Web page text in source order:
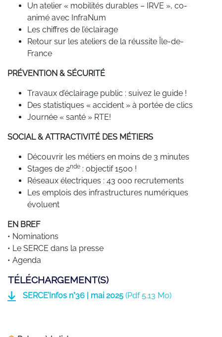
Un atelier « mobilités durables – IRVE », co-
animé avec InfraNum
Les chiffres de l’éclairage
Retour sur les ateliers de la réussite Île-de-
France
PRÉVENTION & SÉCURITÉ
Travaux d’éclairage public : suivez le guide !
Des statistiques « accident » à portée de clics
Journée « santé » RTE!
SOCIAL & ATTRACTIVITÉ DES MÉTIERS
Découvrir les métiers en moins de 3 minutes
Stages de 2nde : objectif 1500 !
Réseaux électriques : 43 000 recrutements
Les emplois des infrastructures numériques
évoluent
EN BREF
• Nominations
• Le SERCE dans la presse
• Agenda
TÉLÉCHARGEMENT(S)
SERCE’Infos n°36 | mai 2025 (Pdf5.13 Mo)